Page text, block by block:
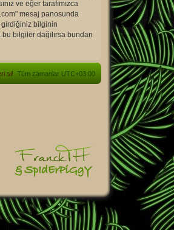
ve eğer tarafımızca
mesaj panosunda
girdiğiniz bilginin
bilgiler dağılırsa bundan
Tüm zamanlar UTC+03:00
sil